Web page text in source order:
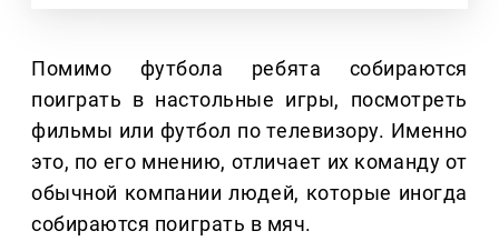
Помимо футбола ребята собираются
поиграть в настольные игры, посмотреть
фильмы или футбол по телевизору. Именно
это, по его мнению, отличает их команду от
обычной компании людей, которые иногда
собираются поиграть в мяч.